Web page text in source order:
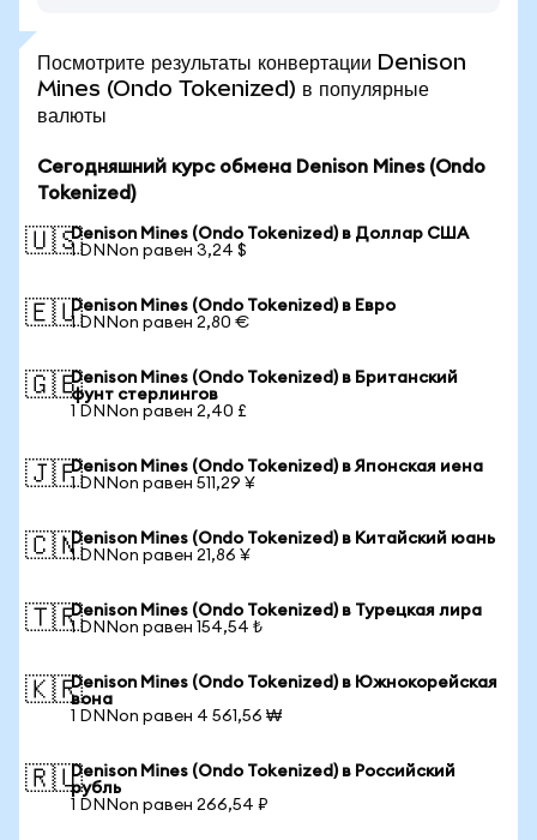
Посмотрите результаты конвертации Denison
Mines (Ondo Tokenized) в популярные
валюты
Сегодняшний курс обмена Denison Mines (Ondo
Tokenized)
🇺🇸Denison Mines (Ondo Tokenized) в Доллар США
1 DNNon равен 3,24 $
🇪🇺Denison Mines (Ondo Tokenized) в Евро
1 DNNon равен 2,80 €
🇬🇧Denison Mines (Ondo Tokenized) в Британский
фунт стерлингов
1 DNNon равен 2,40 £
🇯🇵Denison Mines (Ondo Tokenized) в Японская иена
1 DNNon равен 511,29 ¥
🇨🇳Denison Mines (Ondo Tokenized) в Китайский юань
1 DNNon равен 21,86 ¥
🇹🇷Denison Mines (Ondo Tokenized) в Турецкая лира
1 DNNon равен 154,54 ₺
🇰🇷Denison Mines (Ondo Tokenized) в Южнокорейская
вона
1 DNNon равен 4 561,56 ₩
🇷🇺Denison Mines (Ondo Tokenized) в Российский
рубль
1 DNNon равен 266,54 ₽